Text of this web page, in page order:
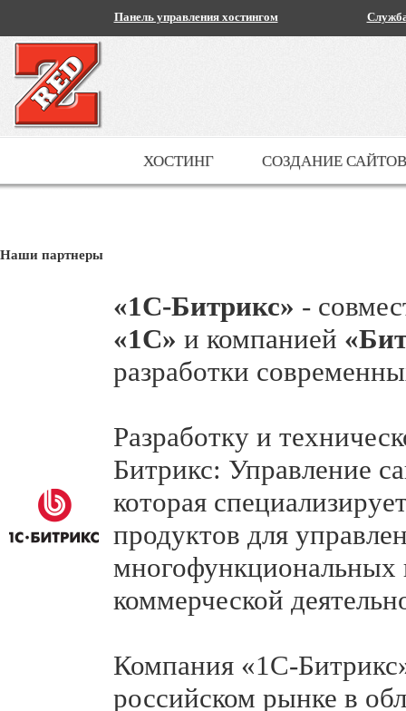
Панель управления хостингом
ХОСТИНГ СОЗДАНИЕ САЙТОВ
Наши партнеры
«1С-Битрикс» -
«1С» и компанией
разработки
Разработку и
Битрикс: Управление
которая
продуктов для
многофункциональных
коммерческой
Компания «1С-
российском рынке в